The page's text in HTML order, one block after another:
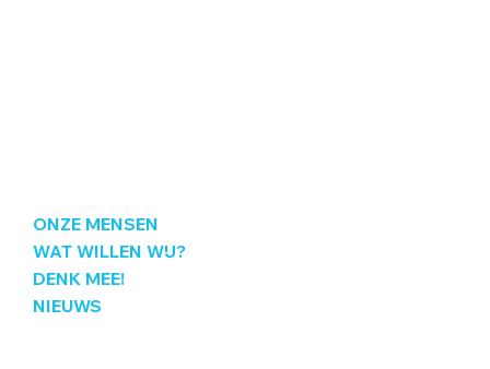
ONZE MENSEN
WAT WILLEN WIJ?
DENK MEE!
NIEUWS